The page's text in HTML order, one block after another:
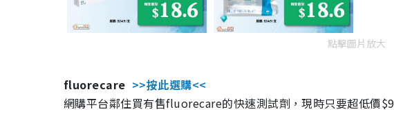
點擊圖片放大
fluorecare >>按此選購<<
網購平台鄰住買有售fluorecare的快速測試劑，現時只要超低價